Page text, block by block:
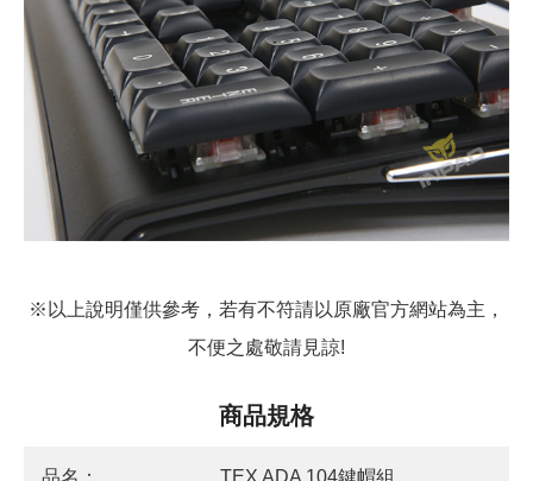
※以上說明僅供參考，若有不符請以原廠官方網站為主，
不便之處敬請見諒!
商品規格